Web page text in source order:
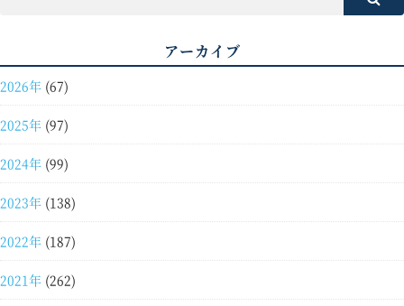
アーカイブ
2026年 (67)
2025年 (97)
2024年 (99)
2023年 (138)
2022年 (187)
2021年 (262)